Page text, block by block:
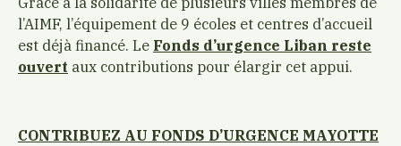
l’AIMF, l’équipement de 9 écoles et centres d’accueil
est déjà financé. Le Fonds d’urgence Liban reste
ouvert aux contributions pour élargir cet appui.
CONTRIBUEZ AU FONDS D’URGENCE MAYOTTE